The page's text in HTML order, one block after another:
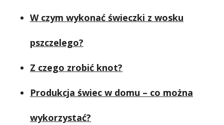
W czym wykonać świeczki z wosku
pszczelego?
Z czego zrobić knot?
Produkcja świec w domu – co można
wykorzystać?